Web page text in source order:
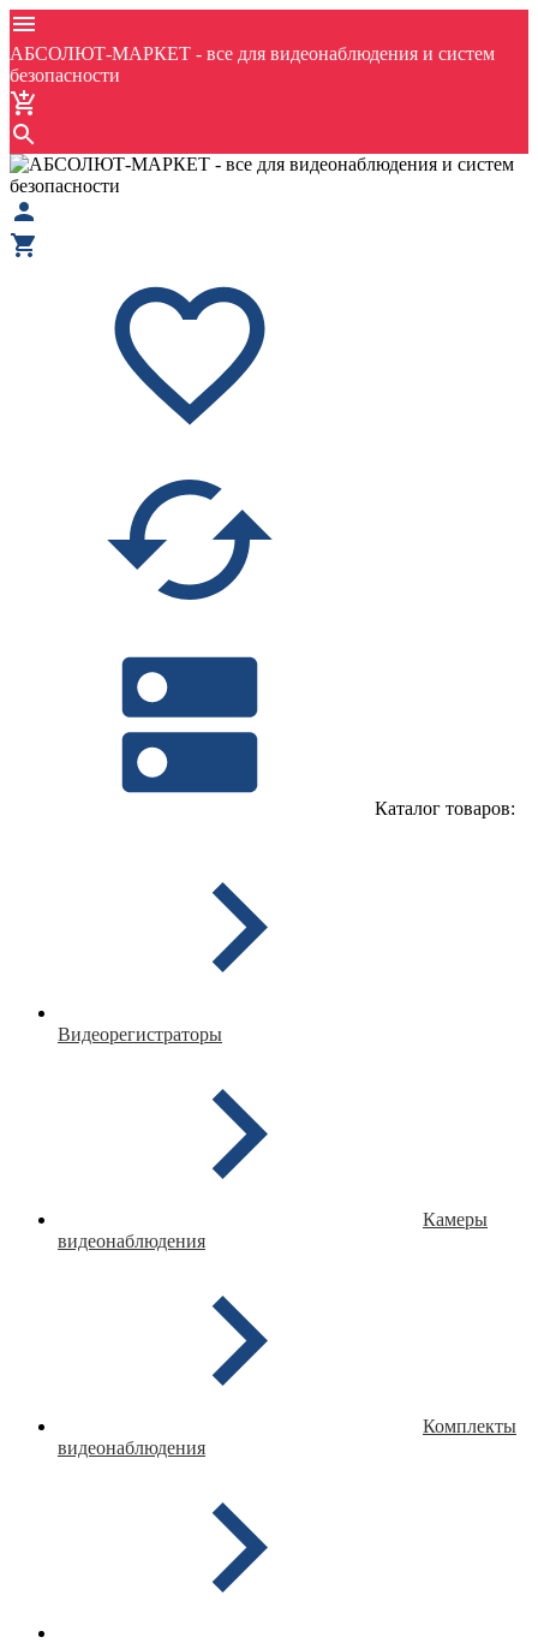
АБСОЛЮТ-МАРКЕТ - все для видеонаблюдения и систем
безопасности
Каталог товаров:
Видеорегистраторы
Камеры
видеонаблюдения
Комплекты
видеонаблюдения